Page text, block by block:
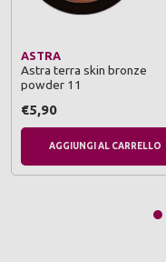
ASTRA
Astra terra skin bronze
powder 11
€5,90
AGGIUNGI AL CARRELLO